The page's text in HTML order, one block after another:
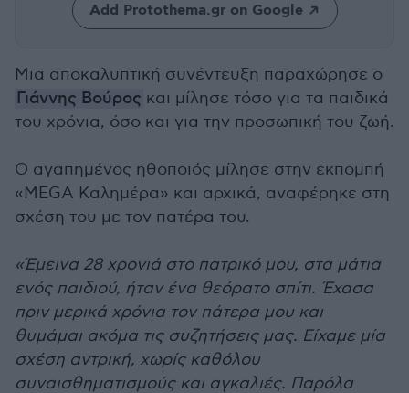
Add Protothema.gr on Google
Μια αποκαλυπτική συνέντευξη παραχώρησε ο
Γιάννης Βούρος και μίλησε τόσο για τα παιδικά
του χρόνια, όσο και για την προσωπική του ζωή.
Ο αγαπημένος ηθοποιός μίλησε στην εκπομπή
«MEGA Καλημέρα» και αρχικά, αναφέρηκε στη
σχέση του με τον πατέρα του.
«Έμεινα 28 χρονιά στο πατρικό μου, στα μάτια
ενός παιδιού, ήταν ένα θεόρατο σπίτι. Έχασα
πριν μερικά χρόνια τον πάτερα μου και
θυμάμαι ακόμα τις συζητήσεις μας. Είχαμε μία
σχέση αντρική, χωρίς καθόλου
συναισθηματισμούς και αγκαλιές. Παρόλα